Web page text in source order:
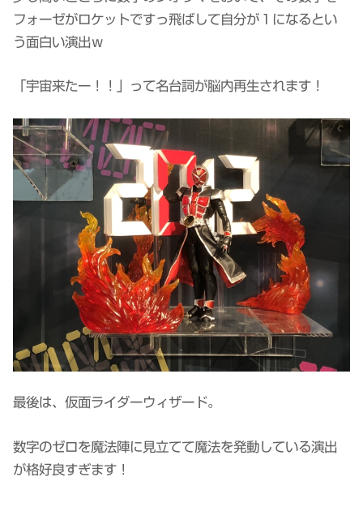
フォーゼがロケットですっ飛ばして自分が１になるとい
う面白い演出ｗ
「宇宙来たー！！」って名台詞が脳内再生されます！
最後は、仮面ライダーウィザード。
数字のゼロを魔法陣に見立てて魔法を発動している演出
が格好良すぎます！